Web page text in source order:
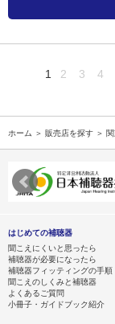
1 2 3 4
ホーム ＞ 販売店を探す ＞
はじめての補聴器
聞こえにくいと思ったら
補聴器が必要になったら
補聴器フィッティングの手順
聞こえのしくみと補聴器
よくあるご質問
小冊子・ガイドブック紹介